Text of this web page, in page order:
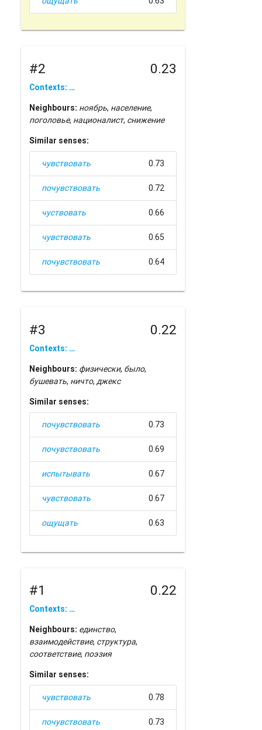
#2 0.23
Contexts: …
Neighbours: ноябрь, население,
поголовье, националист, снижение
Similar senses:
чувствовать 0.73
почувствовать 0.72
чуствовать 0.66
чувствовать 0.65
почувствовать 0.64
#3 0.22
Contexts: …
Neighbours: физически, было,
бушевать, ничто,джекс
Similar senses:
почувствовать 0.73
почувствовать 0.69
испытывать 0.67
чувствовать 0.67
ощущать 0.63
#1 0.22
Contexts: …
Neighbours: единство,
взаимодействие, структура,
соответствие, поэзия
Similar senses:
чувствовать 0.78
почувствовать 0.73